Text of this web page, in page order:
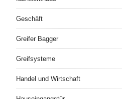
Geschäft
Greifer Bagger
Greifsysteme
Handel und Wirtschaft